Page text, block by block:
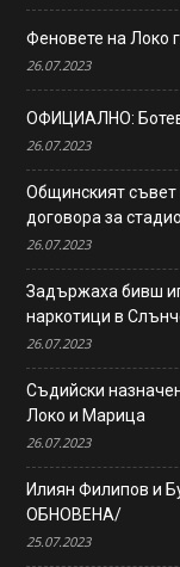
Феновете на Локо
26.07.2023
ОФИЦИАЛНО: Ботев
26.07.2023
Общинският съвет
договора за
26.07.2023
Задържаха бивш
наркотици в
26.07.2023
Съдийски
Локо и Марица
26.07.2023
Илиян Филипов и
ОБНОВЕНА/
25.07.2023